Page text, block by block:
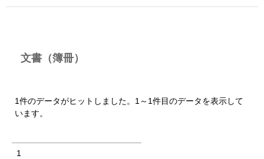
文書（簿冊）
1件のデータがヒットしました。1～1件目のデータを表示して
います。
1